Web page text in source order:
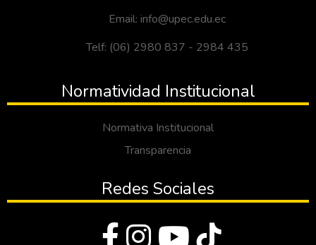
Email: info@upec.edu.ec
Telf: (06) 2980 837 - 2984 435
Normatividad Institucional
Normativa Institucional
Transparencia
Redes Sociales